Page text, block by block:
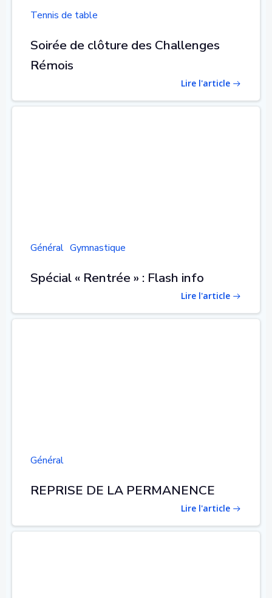
Tennis de table
Soirée de clôture des Challenges
Rémois
Lire l'article
Général Gymnastique
Spécial « Rentrée » : Flash info
Lire l'article
Général
REPRISE DE LA PERMANENCE
Lire l'article